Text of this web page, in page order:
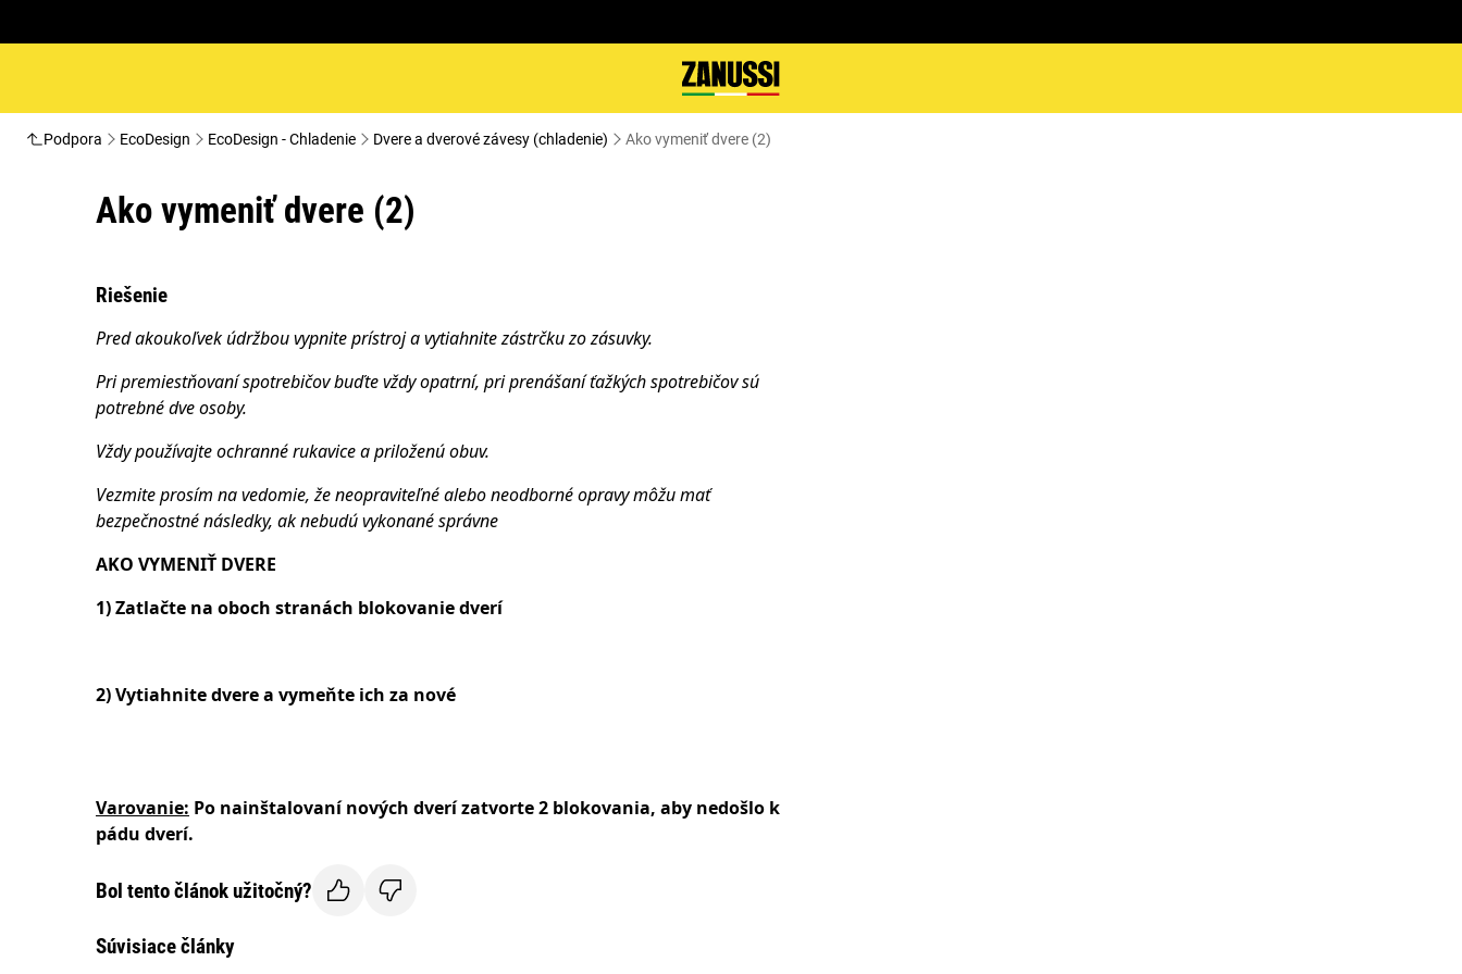
Podpora EcoDesign EcoDesign - Chladenie Dvere a dverové závesy (chladenie) Ako vymeniť dvere (2)
Ako vymeniť dvere (2)
Riešenie
Pred akoukoľvek údržbou vypnite prístroj a vytiahnite zástrčku zozásuvky.
Pri premiestňovaní spotrebičov buďte vždy opatrní, pri prenášaní ťažkých spotrebičov sú
potrebné dve osoby.
Vždy používajte ochranné rukavice a priloženú obuv.
Vezmite prosím na vedomie, že neopraviteľné alebo neodborné opravy môžu mať
bezpečnostné následky, ak nebudú vykonané správne
AKO VYMENIŤ DVERE
1) Zatlačte na oboch stranách blokovanie dverí
2) Vytiahnite dvere a vymeňte ich za nové
Varovanie: Po nainštalovaní nových dverí zatvorte 2 blokovania, aby nedošlo k
pádu dverí.
Bol tento článok užitočný?
Súvisiace články